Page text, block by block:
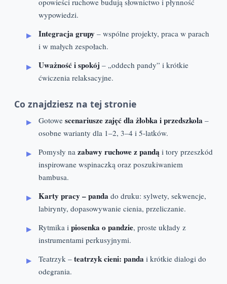
wypowiedzi.
Integracja grupy – wspólne projekty, praca w parach
i w małych zespołach.
Uważność i spokój – „oddech pandy” i krótkie
ćwiczenia relaksacyjne.
Co znajdziesz na tej stronie
Gotowe scenariusze zajęć dla żłobka i przedszkola –
osobne warianty dla 1–2, 3–4 i 5-latków.
Pomysły na zabawy ruchowe z pandą i tory przeszkód
inspirowane wspinaczką oraz poszukiwaniem
bambusa.
Karty pracy – panda do druku: sylwety, sekwencje,
labirynty, dopasowywanie cienia, przeliczanie.
Rytmika i piosenka o pandzie, proste układy z
instrumentami perkusyjnymi.
Teatrzyk – teatrzyk cieni: panda i krótkie dialogi do
odegrania.